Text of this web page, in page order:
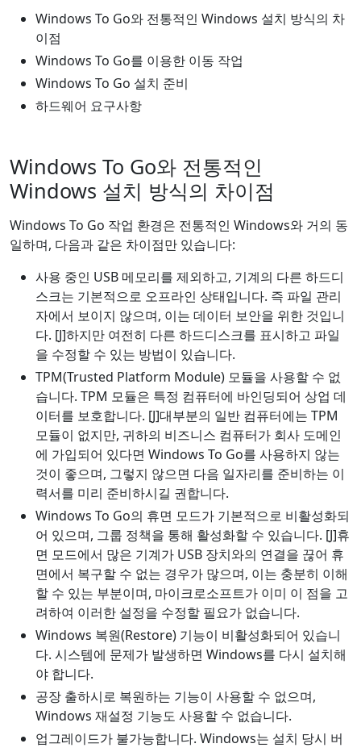
Windows To Go와 전통적인 Windows 설치 방식의 차
이점
Windows To Go를 이용한 이동 작업
Windows To Go 설치 준비
하드웨어 요구사항
Windows To Go와 전통적인
Windows 설치 방식의 차이점
Windows To Go 작업 환경은 전통적인 Windows와 거의 동
일하며, 다음과 같은 차이점만 있습니다:
사용 중인 USB 메모리를 제외하고, 기계의 다른 하드디
스크는 기본적으로 오프라인 상태입니다. 즉 파일 관리
자에서 보이지 않으며, 이는 데이터 보안을 위한 것입니
다. [J]하지만 여전히 다른 하드디스크를 표시하고 파일
을 수정할 수 있는 방법이 있습니다.
TPM(Trusted Platform Module) 모듈을 사용할 수 없
습니다. TPM 모듈은 특정 컴퓨터에 바인딩되어 상업 데
이터를 보호합니다. [J]대부분의 일반 컴퓨터에는 TPM
모듈이 없지만, 귀하의 비즈니스 컴퓨터가 회사 도메인
에 가입되어 있다면 Windows To Go를 사용하지 않는
것이 좋으며, 그렇지 않으면 다음 일자리를 준비하는 이
력서를 미리 준비하시길 권합니다.
Windows To Go의 휴면 모드가 기본적으로 비활성화되
어 있으며, 그룹 정책을 통해 활성화할 수 있습니다. [J]휴
면 모드에서 많은 기계가 USB 장치와의 연결을 끊어 휴
면에서 복구할 수 없는 경우가 많으며, 이는 충분히 이해
할 수 있는 부분이며, 마이크로소프트가 이미 이 점을 고
려하여 이러한 설정을 수정할 필요가 없습니다.
Windows 복원(Restore) 기능이 비활성화되어 있습니
다. 시스템에 문제가 발생하면 Windows를 다시 설치해
야 합니다.
공장 출하시로 복원하는 기능이 사용할 수 없으며,
Windows 재설정 기능도 사용할 수 없습니다.
업그레이드가 불가능합니다. Windows는 설치 당시 버